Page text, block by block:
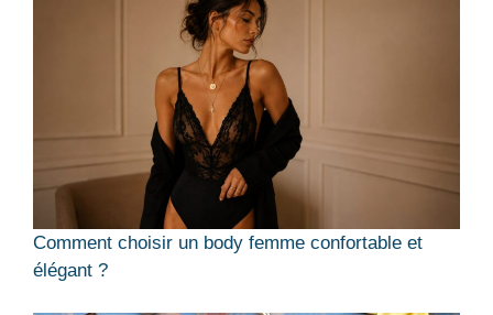
Comment choisir un body femme confortable et
élégant ?